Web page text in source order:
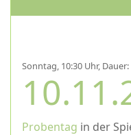
Sonntag, 10:30 Uhr,
Probentag in der